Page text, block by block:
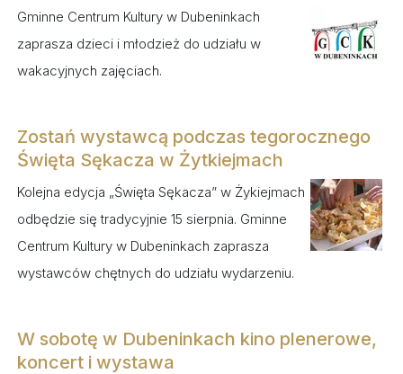
Gminne Centrum Kultury w Dubeninkach
zaprasza dzieci i młodzież do udziału w
wakacyjnych zajęciach.
Zostań wystawcą podczas tegorocznego
Święta Sękacza w Żytkiejmach
Kolejna edycja „Święta Sękacza” w Żykiejmach
odbędzie się tradycyjnie 15 sierpnia. Gminne
Centrum Kultury w Dubeninkach zaprasza
wystawców chętnych do udziału wydarzeniu.
W sobotę w Dubeninkach kino plenerowe,
koncert i wystawa